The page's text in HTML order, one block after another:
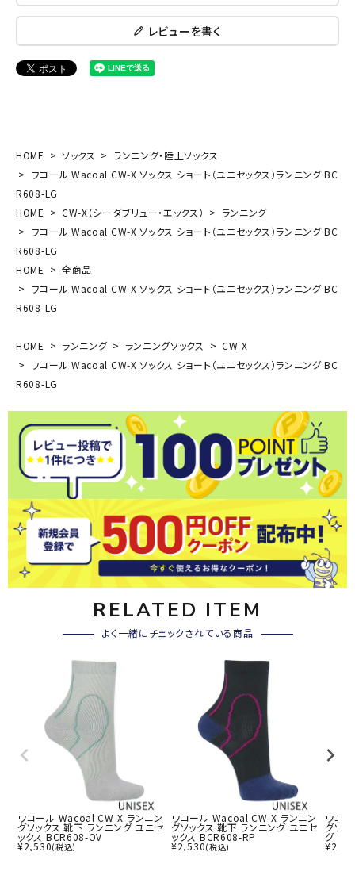
レビューを書く
HOME ソックス
ランニング・陸上ソックス
ワコール Wacoal CW-X ソックス ショート（ユニセックス）ランニング BC
R608-LG
HOME
CW-X（シーダブリュー・エックス）
ランニング
ワコール Wacoal CW-X ソックス ショート（ユニセックス）ランニング BC
R608-LG
HOME
全商品
ワコール Wacoal CW-X ソックス ショート（ユニセックス）ランニング BC
R608-LG
HOME ランニング ランニングソックス
CW-X
ワコール Wacoal CW-X ソックス ショート（ユニセックス）ランニング BC
R608-LG
RELATED ITEM
よく一緒にチェックされている商品
ワコール Wacoal CW-X ランニン
グソックス 靴下 ランニング ユニセ
ックス BCR608-OV
¥2,530(税込)
ワコール Wacoal CW-X ランニン
グソックス 靴下 ランニング ユニセ
ックス BCR608-RP
¥2,530(税込)
ワコ
グソ
グ ユ
¥